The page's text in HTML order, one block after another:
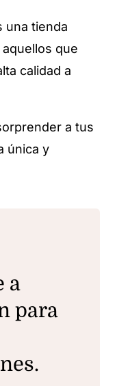
una tienda
que
calidad a
a tus
única y
a
para